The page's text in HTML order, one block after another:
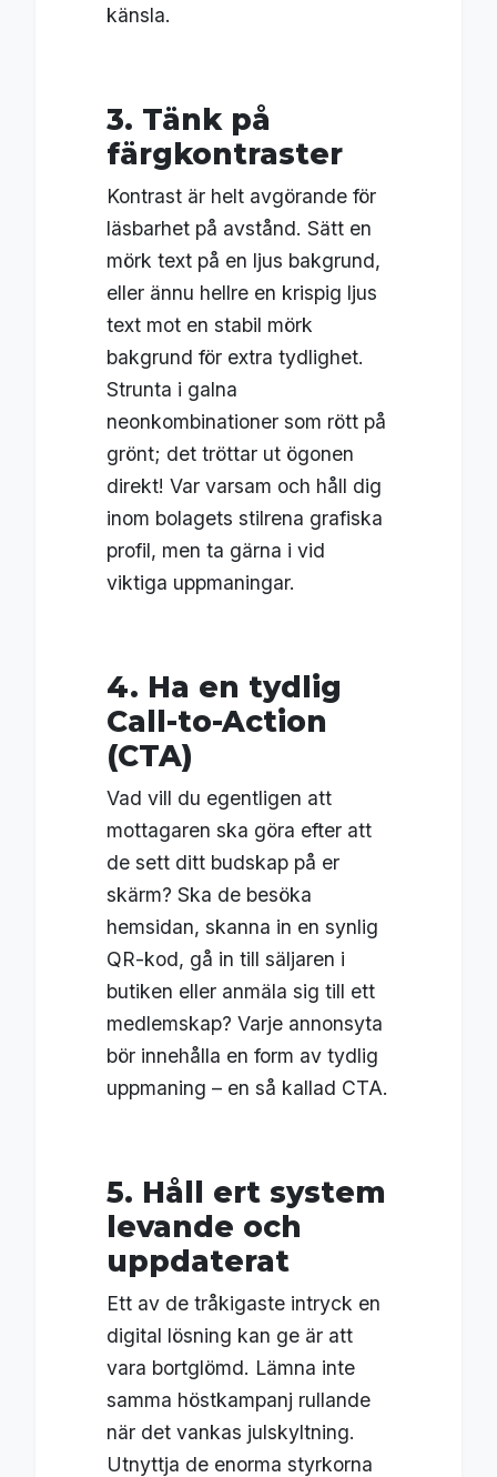
känsla.
3. Tänk på
färgkontraster
Kontrast är helt avgörande för
läsbarhet på avstånd. Sätt en
mörk text på en ljus bakgrund,
eller ännu hellre en krispig ljus
text mot en stabil mörk
bakgrund för extra tydlighet.
Strunta i galna
neonkombinationer som rött på
grönt; det tröttar ut ögonen
direkt! Var varsam och håll dig
inom bolagets stilrena grafiska
profil, men ta gärna i vid
viktiga uppmaningar.
4. Ha en tydlig
Call-to-Action
(CTA)
Vad vill du egentligen att
mottagaren ska göra efter att
de sett ditt budskap på er
skärm? Ska de besöka
hemsidan, skanna in en synlig
QR-kod, gå in till säljaren i
butiken eller anmäla sig till ett
medlemskap? Varje annonsyta
bör innehålla en form av tydlig
uppmaning – en så kallad CTA.
5. Håll ert system
levande och
uppdaterat
Ett av de tråkigaste intryck en
digital lösning kan ge är att
vara bortglömd. Lämna inte
samma höstkampanj rullande
när det vankas julskyltning.
Utnyttja de enorma styrkorna